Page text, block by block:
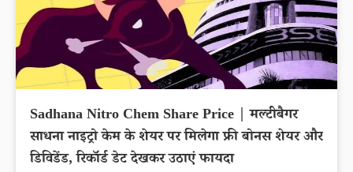
Sadhana Nitro Chem Share Price | मल्टीबैगर
साधना नाइट्रो केम के शेयर पर मिलेगा फ्री बोनस शेयर और
डिविडेंड, रिकॉर्ड डेट देखकर उठाएं फायदा